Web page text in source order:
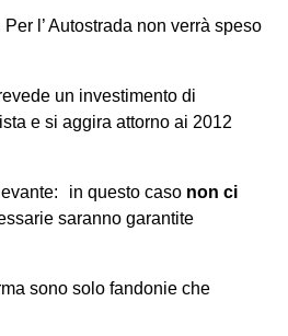
l’ Autostrada non verrà speso
un investimento di
e si aggira attorno ai 2012
in questo caso non ci
saranno garantite
sono solo fandonie che